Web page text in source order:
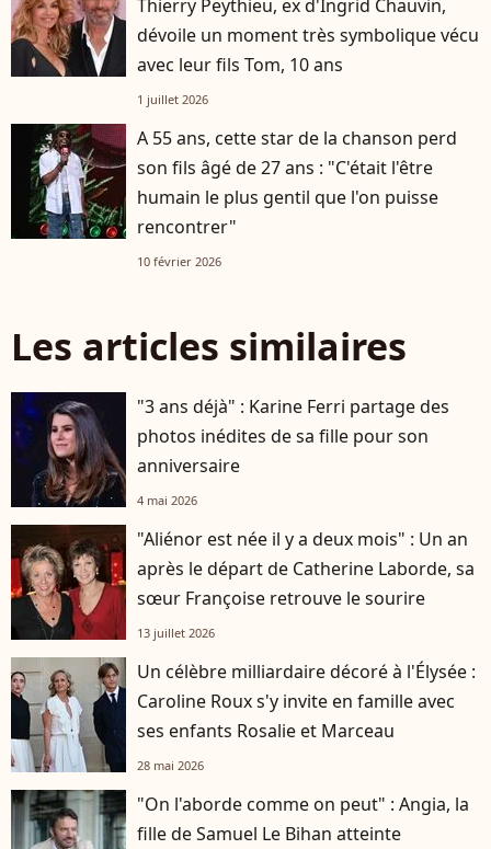
Thierry Peythieu, ex d'Ingrid Chauvin,
dévoile un moment très symbolique vécu
avec leur fils Tom, 10 ans
1 juillet 2026
A 55 ans, cette star de la chanson perd
son fils âgé de 27 ans : "C'était l'être
humain le plus gentil que l'on puisse
rencontrer"
10 février 2026
Les articles similaires
"3 ans déjà" : Karine Ferri partage des
photos inédites de sa fille pour son
anniversaire
4 mai 2026
"Aliénor est née il y a deux mois" : Un an
après le départ de Catherine Laborde, sa
sœur Françoise retrouve le sourire
13 juillet 2026
Un célèbre milliardaire décoré à l'Élysée :
Caroline Roux s'y invite en famille avec
ses enfants Rosalie et Marceau
28 mai 2026
"On l'aborde comme on peut" : Angia, la
fille de Samuel Le Bihan atteinte